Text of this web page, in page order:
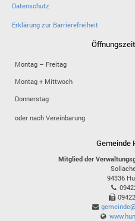
Datenschutz
Erklärung zur Barrierefreiheit
Montag – Freitag
Montag + Mittwoch
Donnerstag
oder nach Vereinbarung
Gemeinde
Mitglied der
94336